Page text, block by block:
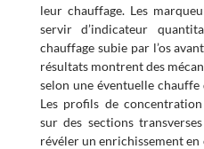
leur chauffage. Les
servir d’indicateur
chauffage subie par l’os
résultats montrent des
selon une éventuelle chauffe
Les profils de
sur des sections
révéler un enrichissement en